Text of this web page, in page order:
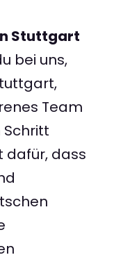
Stuttgart
bei uns,
Team
dafür, dass